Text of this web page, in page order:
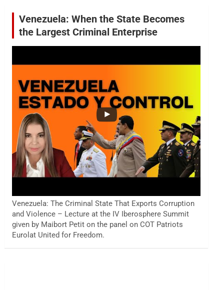
Venezuela: When the State Becomes
the Largest Criminal Enterprise
Venezuela: The Criminal State That Exports Corruption
and Violence – Lecture at the IV Iberosphere Summit
given by Maibort Petit on the panel on COT Patriots
Eurolat United for Freedom.